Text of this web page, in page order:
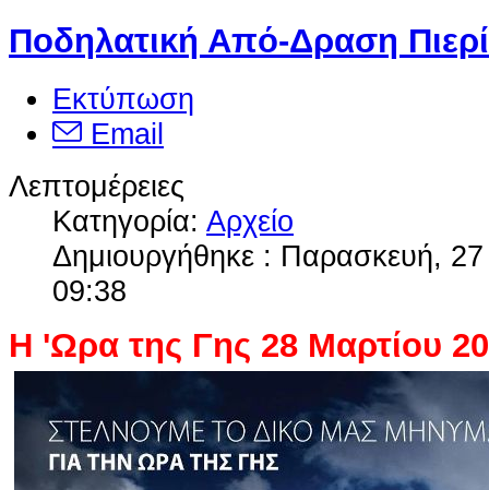
Ποδηλατική Από-Δραση
Εκτύπωση
Email
Λεπτομέρειες
Κατηγορία: Αρχείο
Δημιουργήθηκε : Παρασκευή,
09:38
Η 'Ωρα της Γης 28 Μαρτίου